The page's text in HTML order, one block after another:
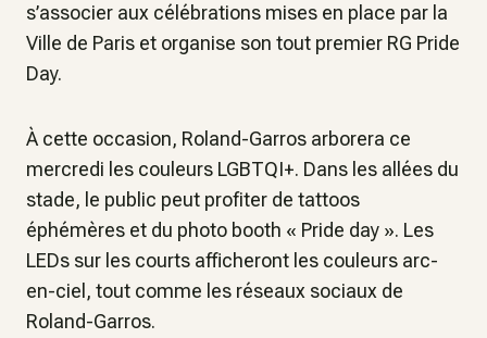
s’associer aux célébrations mises en place par la
Ville de Paris et organise son tout premier RG Pride
Day.
À cette occasion, Roland-Garros arborera ce
mercredi les couleurs LGBTQI+. Dans les allées du
stade, le public peut profiter de tattoos
éphémères et du photo booth « Pride day ». Les
LEDs sur les courts afficheront les couleurs arc-
en-ciel, tout comme les réseaux sociaux de
Roland-Garros.